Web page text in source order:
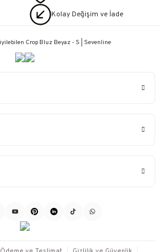
Kolay Değişim ve İade